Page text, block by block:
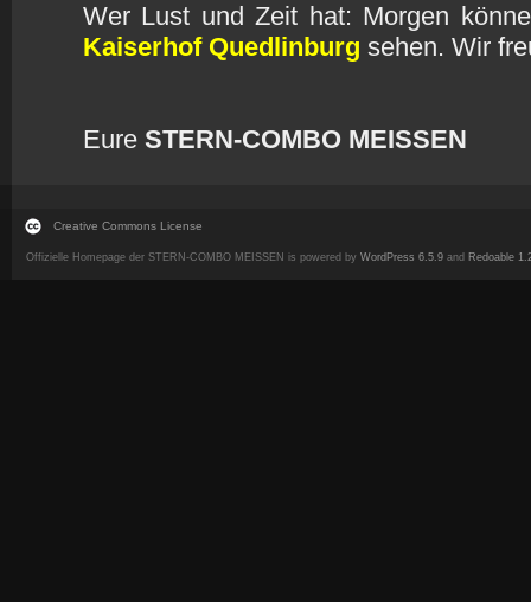
Wer Lust und Zeit hat: Morgen
KaiserhofQuedlinburg sehen. Wir
Eure STERN-COMBO MEISSEN
Creative Commons License
Offizielle Homepage der STERN-COMBO MEISSEN is powered by WordPress 6.5.9 and Redoable